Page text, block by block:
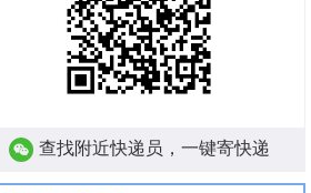
查找附近快递员，一键寄快递